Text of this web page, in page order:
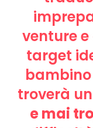
venture
target
bambino
troverà
e mai